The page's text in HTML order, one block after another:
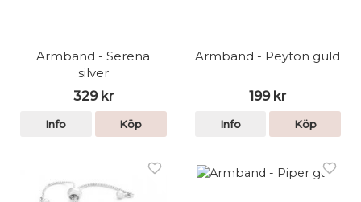
Armband - Serena
silver
329 kr
Info Köp
Armband - Peyton guld
199 kr
Info Köp